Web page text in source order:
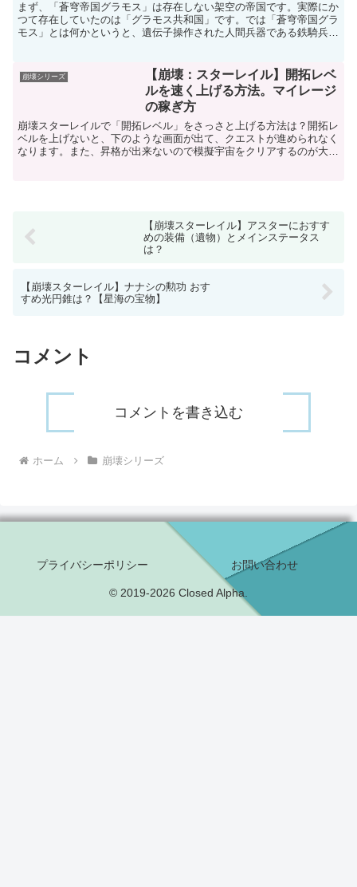
まず、「蒼穹帝国グラモス」は存在しない架空の帝国です。実際にか
つて存在していたのは「グラモス共和国」です。では「蒼穹帝国グラ
モス」とは何かというと、遺伝子操作された人間兵器である鉄騎兵達
崩壊シリーズ
【崩壊：スターレイル】開拓レベ
ルを速く上げる方法。マイレージ
の稼ぎ方
崩壊スターレイルで「開拓レベル」をさっさと上げる方法は？開拓レ
ベルを上げないと、下のような画面が出て、クエストが進められなく
なります。また、昇格が出来ないので模擬宇宙をクリアするのが大変
【崩壊スターレイル】アスターにおすす
めの装備（遺物）とメインステータス
は？
【崩壊スターレイル】ナナシの勲功 おす
すめ光円錐は？【星海の宝物】
コメント
コメントを書き込む
ホーム 崩壊シリーズ
プライバシーポリシー お問い合わせ
© 2019-2026 Closed Alpha.